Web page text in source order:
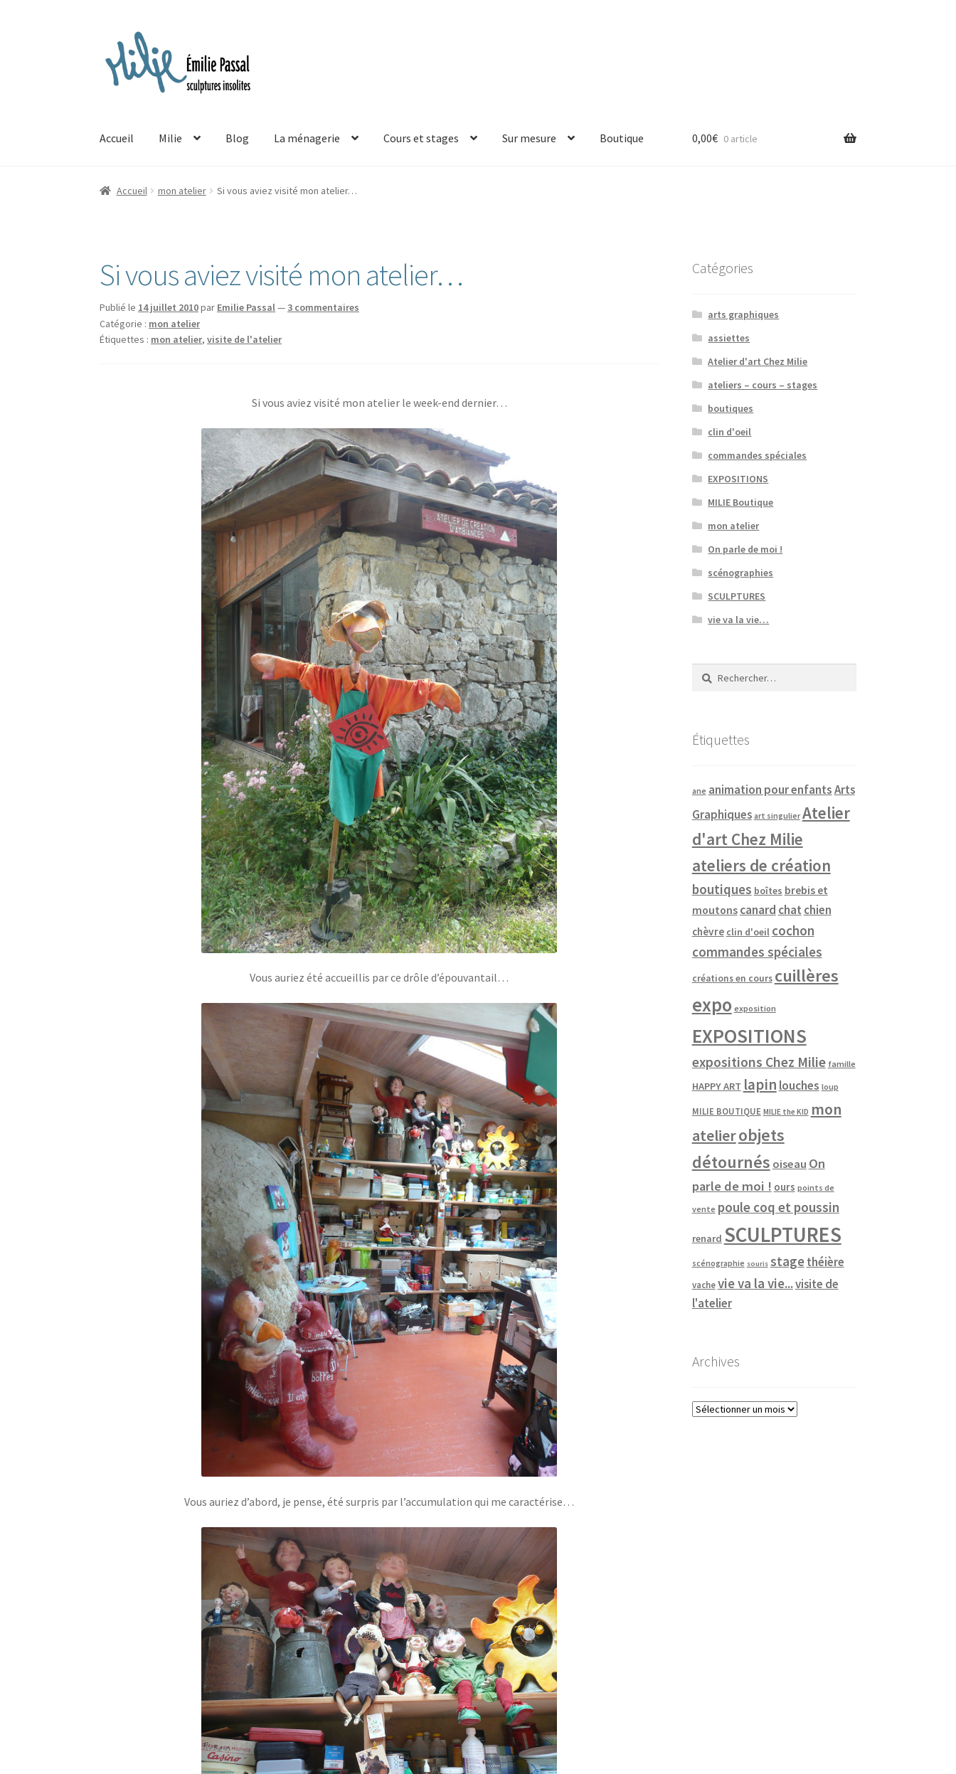
navigation
au
contenu
Accueil Milie Blog La ménagerie Cours et stages Sur mesure Boutique 0,00€ 0 article
Accueil mon atelier Si vous aviez visité mon atelier…
Si vous aviez visité mon atelier…
Publié le 14 juillet 2010par Emilie Passal— 3 commentaires
Catégorie : mon atelier
Étiquettes : mon atelier,visite de l'atelier
Si vous aviez visité mon atelier le week-end dernier…
Vous auriez été accueillis par ce drôle d’épouvantail…
Vous auriez d’abord, je pense, été surpris par l’accumulation qui me caractérise…
Catégories
arts graphiques
assiettes
Atelier d'art Chez Milie
ateliers – cours – stages
boutiques
clin d'oeil
commandes spéciales
EXPOSITIONS
MILIE Boutique
mon atelier
On parle de moi !
scénographies
SCULPTURES
vie va la vie…
Rechercher :
Étiquettes
ane animation pour enfantsArts
Graphiques art singulier Atelier
d'art Chez Milie
ateliers de création
boutiques boîtes brebis et
moutons canard chat chien
chèvre clin d'oeil cochon
commandes spéciales
créations en cours cuillères
expo exposition
EXPOSITIONS
expositions Chez Milie famille
HAPPY ART lapin louches loup
MILIE BOUTIQUE MILIE the KID mon
atelierobjets
détournés oiseau On
parle de moi ! ours points de
vente poule coq et poussin
renard SCULPTURES
scénographie souris stagethéière
vache vie va la vie...visite de
l'atelier
Archives
Archives